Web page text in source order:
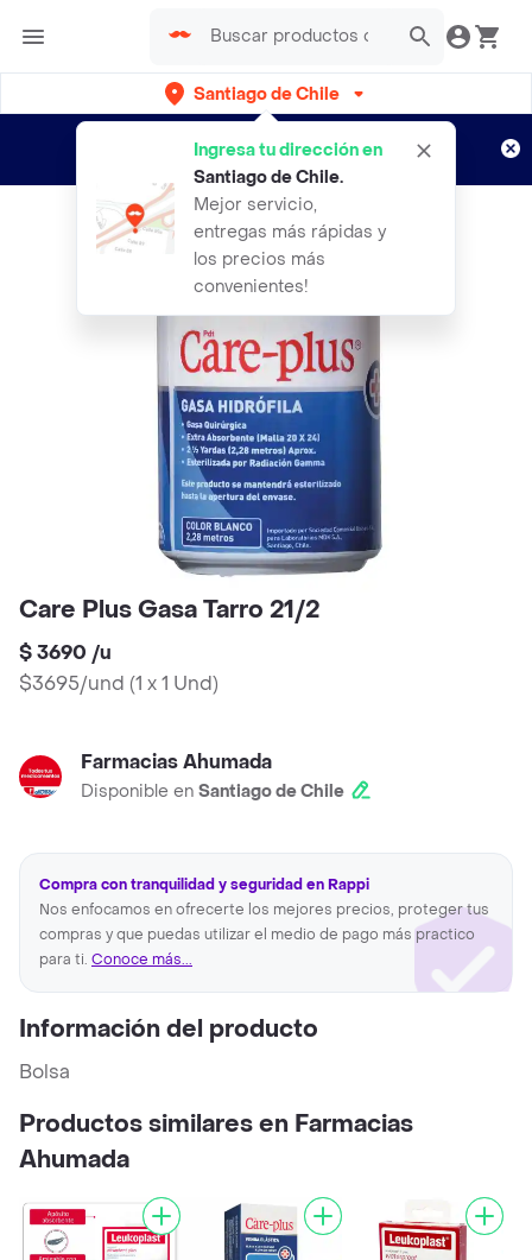
Santiago de Chile
Ingresa tu dirección en
Santiago de Chile.
Mejor servicio,
entregas más rápidas y
los precios más
convenientes!
envíos gratis por semanas
Aplican TyC
Care Plus Gasa Tarro 21/2
$ 3690 /u
$3695/und (1 x 1 Und)
Farmacias Ahumada
Disponible en Santiago de Chile
Compra con tranquilidad y seguridad en Rappi
Nos enfocamos en ofrecerte los mejores precios, proteger tus
compras y que puedas utilizar el medio de pago más practico
para ti. Conoce más...
Información del producto
Bolsa
Productos similares en Farmacias
Ahumada